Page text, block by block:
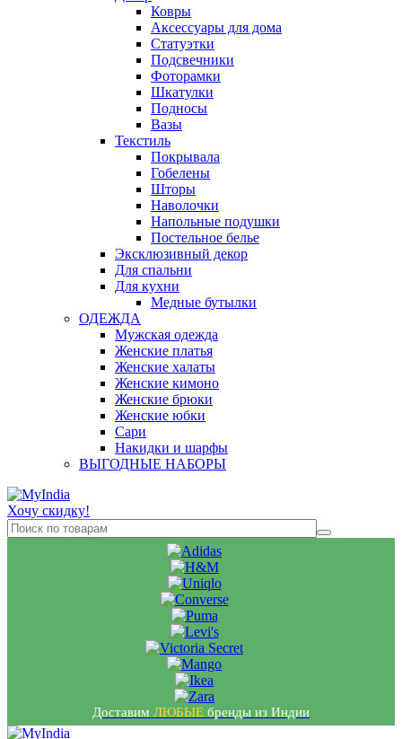
Ковры
Аксессуары для дома
Статуэтки
Подсвечники
Фоторамки
Шкатулки
Подносы
Вазы
Текстиль
Покрывала
Гобелены
Шторы
Наволочки
Напольные подушки
Постельное белье
Эксклюзивный декор
Для спальни
Для кухни
Медные бутылки
ОДЕЖДА
Мужская одежда
Женские платья
Женские халаты
Женские кимоно
Женские брюки
Женские юбки
Сари
Накидки и шарфы
ВЫГОДНЫЕ НАБОРЫ
Хочу скидку!
Доставим ЛЮБЫЕ бренды из Индии